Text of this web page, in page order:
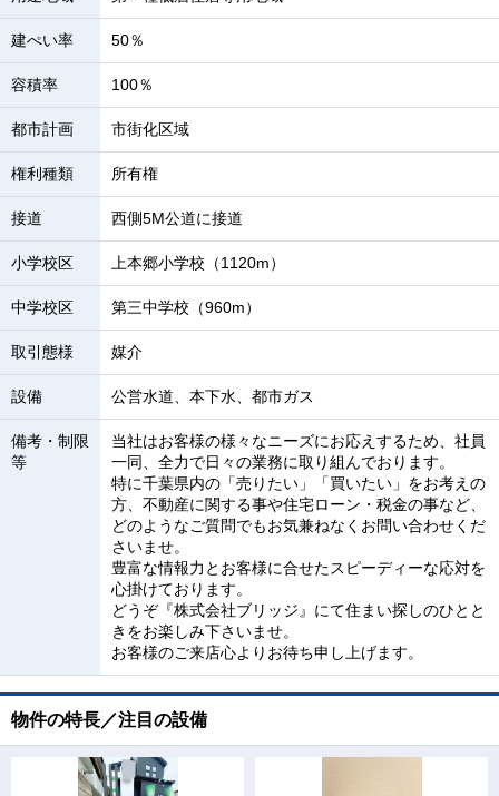
建ぺい率 50％
容積率 100％
都市計画 市街化区域
権利種類 所有権
接道 西側5M公道に接道
小学校区 上本郷小学校（1120m）
中学校区 第三中学校（960m）
取引態様 媒介
設備 公営水道、本下水、都市ガス
備考・制限
等
当社はお客様の様々なニーズにお応えするため、社員
一同、全力で日々の業務に取り組んでおります。
特に千葉県内の「売りたい」「買いたい」をお考えの
方、不動産に関する事や住宅ローン・税金の事など、
どのようなご質問でもお気兼ねなくお問い合わせくだ
さいませ。
豊富な情報力とお客様に合せたスピーディーな応対を
心掛けております。
どうぞ『株式会社ブリッジ』にて住まい探しのひとと
きをお楽しみ下さいませ。
お客様のご来店心よりお待ち申し上げます。
物件の特長／注目の設備